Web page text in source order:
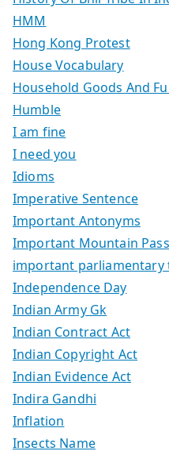
HMM
Hong Kong Protest
House Vocabulary
Household Goods And
Humble
I am fine
I need you
Idioms
Imperative Sentence
Important Antonyms
Important Mountain
important parliamentary
Independence Day
Indian Army Gk
Indian Contract Act
Indian Copyright Act
Indian Evidence Act
Indira Gandhi
Inflation
Insects Name